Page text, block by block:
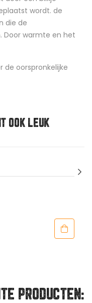
wordt. de
die de
Door warmte en het
de oorspronkelijke
OOK LEUK
PRODUCTEN: